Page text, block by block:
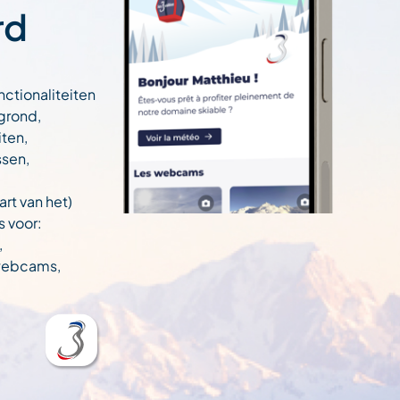
van het)
voor: